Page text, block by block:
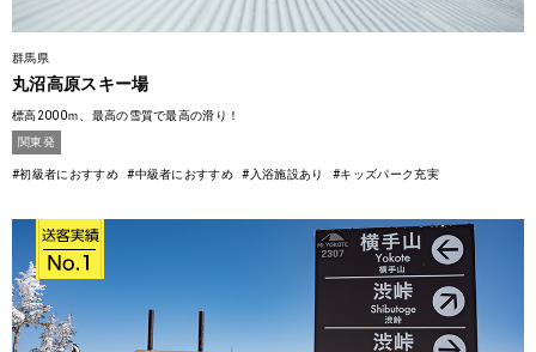
群馬県
丸沼高原スキー場
標高2000ｍ、最高の雪質で最高の滑り！
関東発
#初級者におすすめ #中級者におすすめ #入浴施設あり #キッズパーク充実